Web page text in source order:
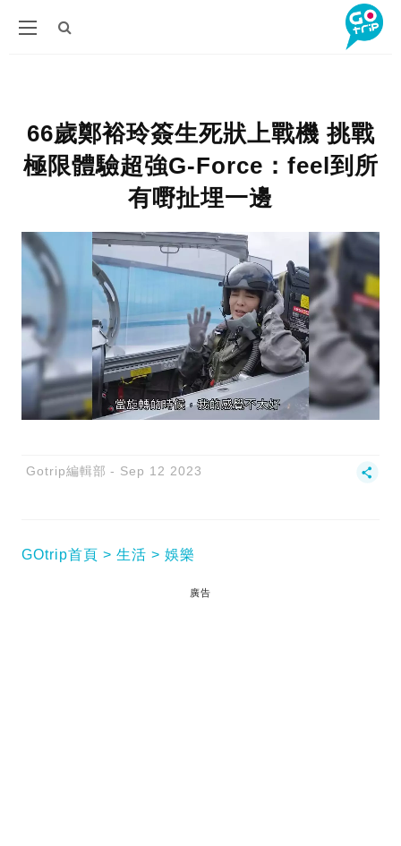
66歲鄭裕玲簽生死狀上戰機 挑戰
極限體驗超強G-Force：feel到所
有嘢扯埋一邊
Gotrip編輯部 Sep 12 2023
GOtrip首頁 生活 娛樂
廣告